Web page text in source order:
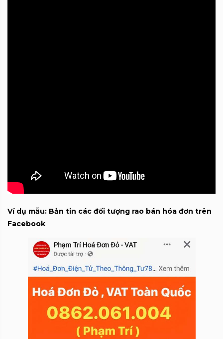
Ví dụ mẫu: Bản tin các đối tượng rao bán hóa đơn trên
Facebook